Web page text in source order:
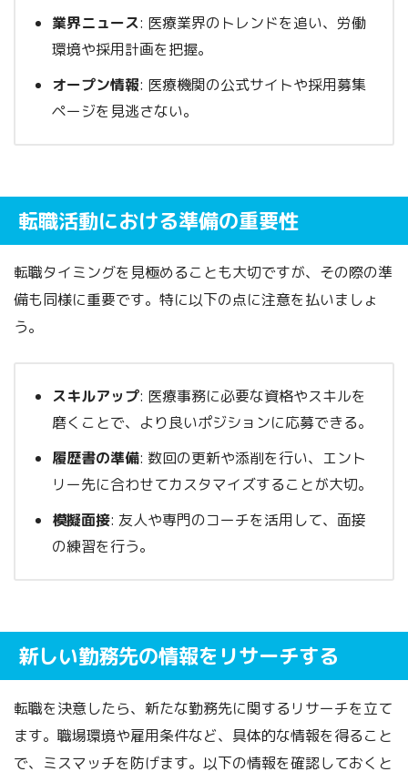
業界ニュース: 医療業界のトレンドを追い、労働
環境や採用計画を把握。
オープン情報: 医療機関の公式サイトや採用募集
ページを見逃さない。
転職活動における準備の重要性
転職タイミングを見極めることも大切ですが、その際の準
備も同様に重要です。特に以下の点に注意を払いましょ
う。
スキルアップ: 医療事務に必要な資格やスキルを
磨くことで、より良いポジションに応募できる。
履歴書の準備: 数回の更新や添削を行い、エント
リー先に合わせてカスタマイズすることが大切。
模擬面接: 友人や専門のコーチを活用して、面接
の練習を行う。
新しい勤務先の情報をリサーチする
転職を決意したら、新たな勤務先に関するリサーチを立て
ます。職場環境や雇用条件など、具体的な情報を得ること
で、ミスマッチを防げます。以下の情報を確認しておくと